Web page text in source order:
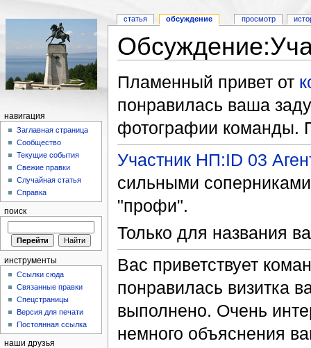
Пламенный привет от
понравилась ваша
фотографии команды.
Участник НП:ID 03
сильными
"профи".
Только для названия
Вас приветствует
понравилась визитка
выполнено. Очень
немного объяснения
статья обсуждение просмотр
навигация
Заглавная страница
Сообщество
Текущие события
Свежие правки
Случайная статья
Справка
поиск
инструменты
Ссылки сюда
Связанные правки
Спецстраницы
Версия для печати
Постоянная ссылка
наши друзья